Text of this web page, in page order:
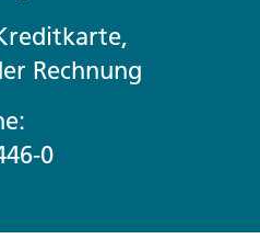
Rechnung
0